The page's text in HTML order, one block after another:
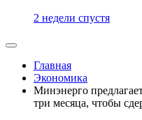
2 недели спустя
Главная
Экономика
Минэнерго
три месяца, чтобы